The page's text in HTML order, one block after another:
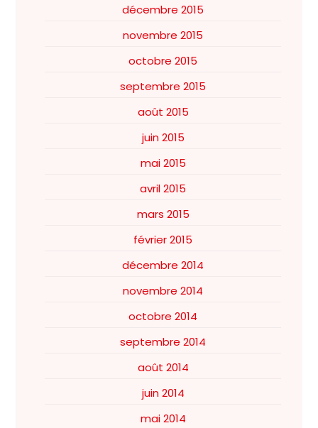
décembre 2015
novembre 2015
octobre 2015
septembre 2015
août 2015
juin 2015
mai 2015
avril 2015
mars 2015
février 2015
décembre 2014
novembre 2014
octobre 2014
septembre 2014
août 2014
juin 2014
mai 2014